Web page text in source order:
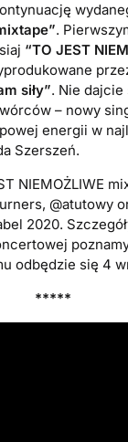
.
“TO JEST
siły”. Nie
– nowy
energii w
Szerszeń.
NIEMOŻLIWE
@atutowy
2020.
odbędzie się 4
*****